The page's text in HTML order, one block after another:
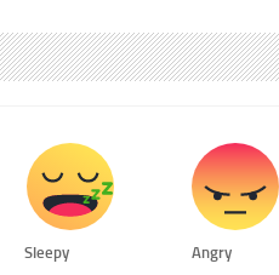
Sleepy Angry